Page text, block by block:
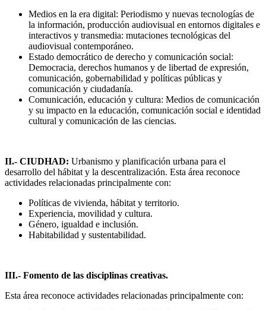
Medios en la era digital: Periodismo y nuevas tecnologías de
la información, producción audiovisual en entornos digitales e
interactivos y transmedia: mutaciones tecnológicas del
audiovisual contemporáneo.
Estado democrático de derecho y comunicación social:
Democracia, derechos humanos y de libertad de expresión,
comunicación, gobernabilidad y políticas públicas y
comunicación y ciudadanía.
Comunicación, educación y cultura: Medios de comunicación
y su impacto en la educación, comunicación social e identidad
cultural y comunicación de las ciencias.
II.- CIUDHAD: Urbanismo y planificación urbana para el
desarrollo del hábitat y la descentralización. Esta área reconoce
actividades relacionadas principalmente con:
Políticas de vivienda, hábitat y territorio.
Experiencia, movilidad y cultura.
Género, igualdad e inclusión.
Habitabilidad y sustentabilidad.
III.- Fomento de las disciplinas creativas.
Esta área reconoce actividades relacionadas principalmente con: